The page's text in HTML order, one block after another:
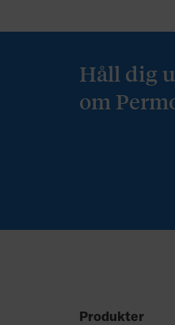
Håll dig
om
Produkter